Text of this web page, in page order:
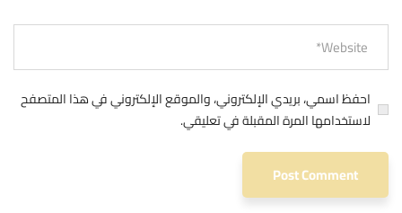
احفظ اسمي، بريدي الإلكتروني، والموقع الإلكتروني في هذا المتصفح
لاستخدامها المرة المقبلة في تعليقي.